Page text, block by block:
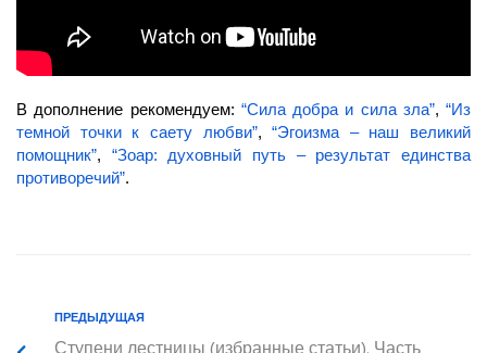
В дополнение рекомендуем: “Сила добра и сила зла”, “Из
темной точки к саету любви”,“Эгоизма – наш великий
помощник”, “Зоар: духовный путь – результат единства
противоречий”.
ПРЕДЫДУЩАЯ